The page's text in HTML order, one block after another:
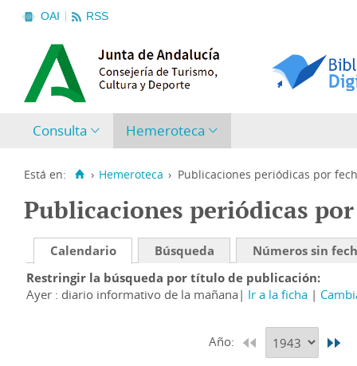
OAI RSS
Consulta Hemeroteca
Está en: › Hemeroteca › Publicaciones periódicas por
Publicaciones periódicas
Calendario Búsqueda
Números sin
Restringir la búsqueda por título de publicación
Ayer : diario informativo de la mañana
Ir a la ficha
Año: